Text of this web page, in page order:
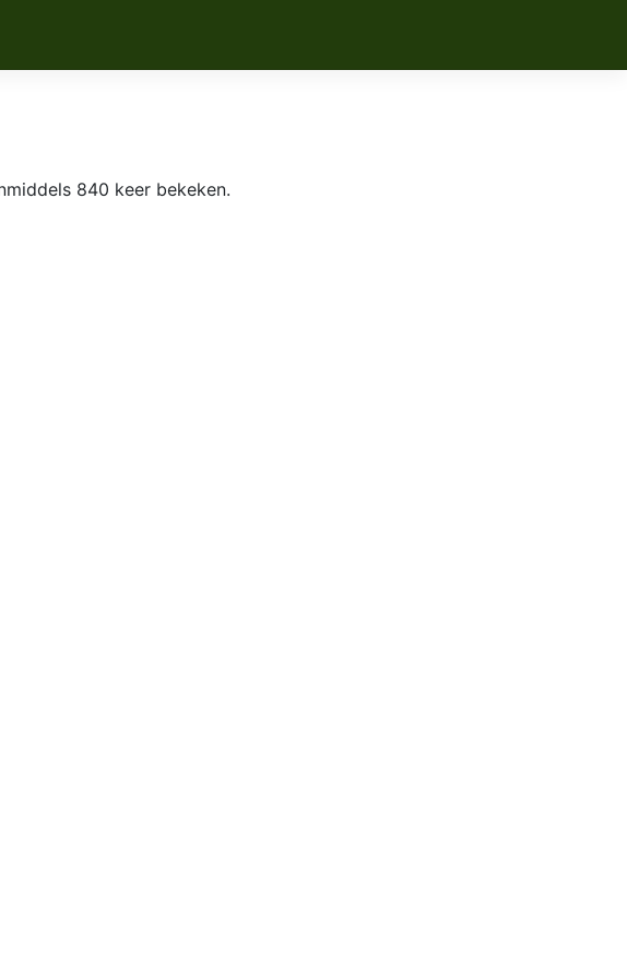
840 keer bekeken.